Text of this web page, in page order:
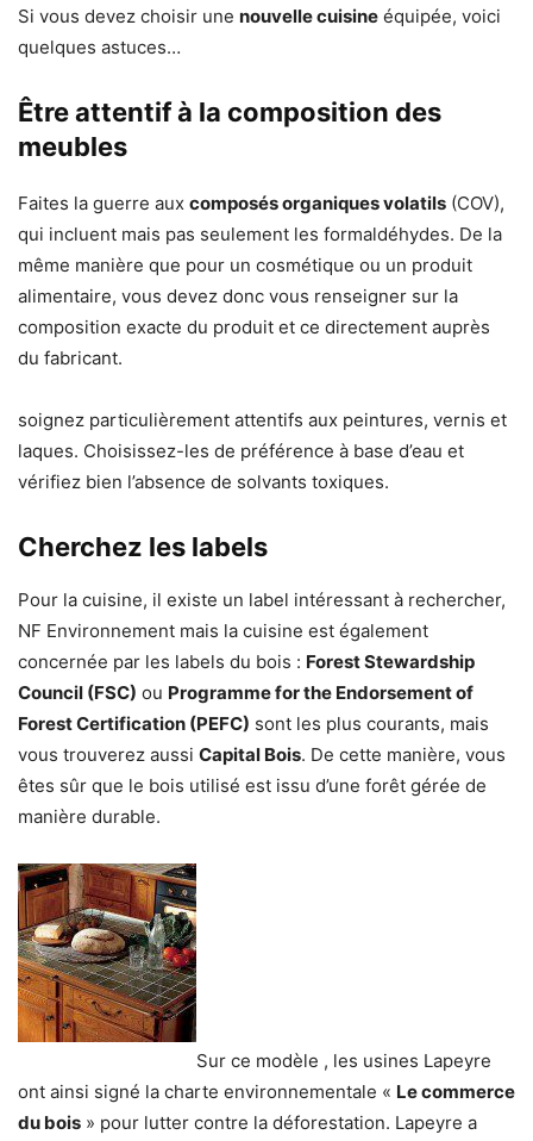
Si vous devez choisir une nouvellecuisine équipée, voici
quelques astuces…
Être attentif à la composition des
meubles
Faites la guerre aux composés organiques volatils (COV),
qui incluent mais pas seulement les formaldéhydes. De la
même manière que pour un cosmétique ou un produit
alimentaire, vous devez donc vous renseigner sur la
composition exacte du produit et ce directement auprès
du fabricant.
soignez particulièrement attentifs aux peintures, vernis et
laques. Choisissez-les de préférence à base d’eau et
vérifiez bien l’absence de solvants toxiques.
Cherchez les labels
Pour la cuisine, il existe un label intéressant à rechercher,
NF Environnement mais la cuisine est également
concernée par les labels du bois : Forest Stewardship
Council (FSC) ou Programme for the Endorsement of
Forest Certification (PEFC) sont les plus courants, mais
vous trouverez aussi Capital Bois. De cette manière, vous
êtes sûr que le bois utilisé est issu d’une forêt gérée de
manière durable.
Sur ce modèle , les usines Lapeyre
ont ainsi signé la charte environnementale « Le commerce
du bois » pour lutter contre la déforestation. Lapeyre a